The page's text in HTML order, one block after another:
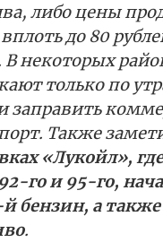
либо цены
до 80
В некоторых
только по
заправить
Также
«Лукойл»,
го и 95-го,
бензин, а также
.